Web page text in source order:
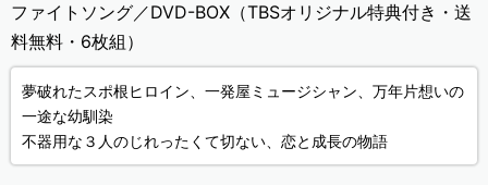
ファイトソング／DVD-BOX（TBSオリジナル特典付き・送
料無料・6枚組）
夢破れたスポ根ヒロイン、一発屋ミュージシャン、万年片想いの
一途な幼馴染
不器用な３人のじれったくて切ない、恋と成長の物語